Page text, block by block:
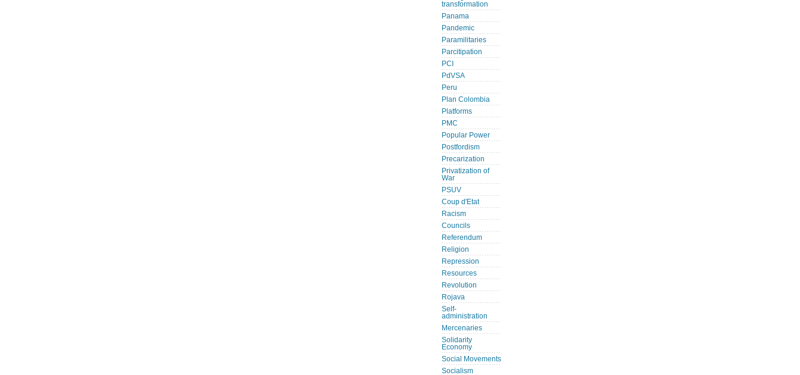
transformation
Panama
Pandemic
Paramilitaries
Parcitipation
PCI
PdVSA
Peru
Plan Colombia
Platforms
PMC
Popular Power
Postfordism
Precarization
Privatization of
War
PSUV
Coup d'Etat
Racism
Councils
Referendum
Religion
Repression
Resources
Revolution
Rojava
Self-
administration
Mercenaries
Solidarity
Economy
Social Movements
Socialism